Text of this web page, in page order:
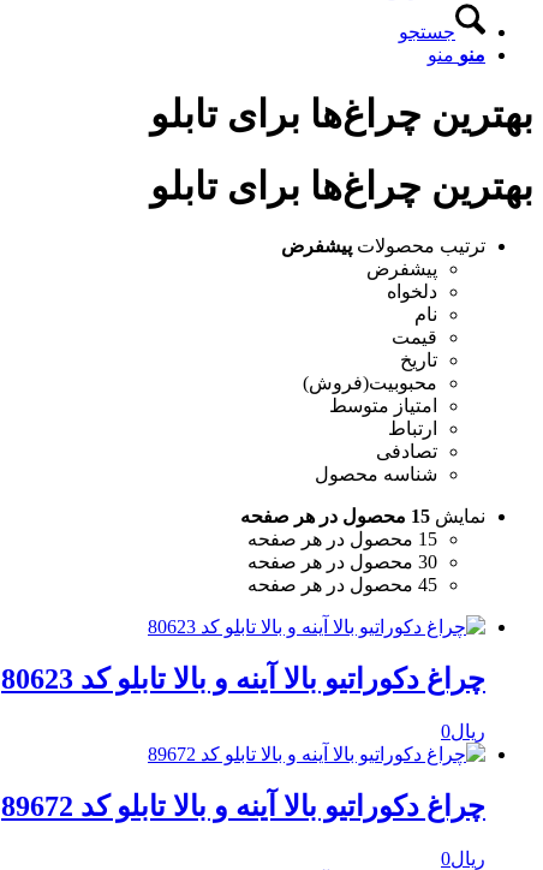
جستجو
منو منو
بهترین چراغ‌ها برای تابلو
بهترین چراغ‌ها برای تابلو
ترتیب محصولات پیشفرض
پیشفرض
دلخواه
نام
قیمت
تاریخ
محبوبیت(فروش)
امتیاز متوسط
ارتباط
تصادفی
شناسه محصول
نمایش 15 محصول در هر صفحه
15 محصول در هر صفحه
30 محصول در هر صفحه
45 محصول در هر صفحه
چراغ دکوراتیو بالا آینه و بالا تابلو کد 80623
ریال0
چراغ دکوراتیو بالا آینه و بالا تابلو کد 89672
ریال0